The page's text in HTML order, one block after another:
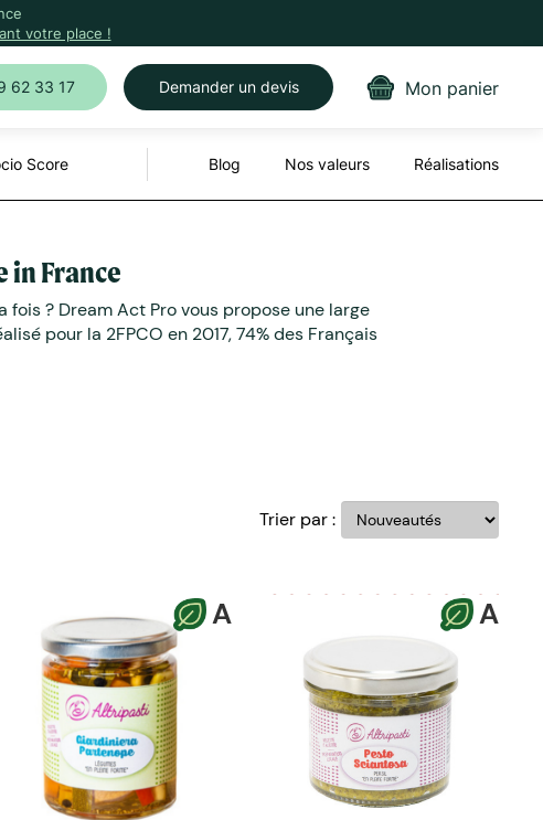
votre place !
62 33 17 Demander un devis Mon panier
Score Blog Nos valeurs Réalisations
in France
? Dream Act Pro vous propose une large
pour la 2FPCO en 2017, 74% des Français
Trier par :
A A